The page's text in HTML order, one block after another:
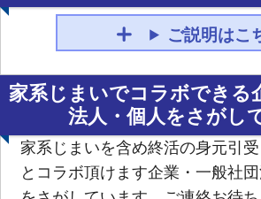
ご説明はこ
家系じまいでコラボできる
法人・個人をさがし
家系じまいを含め終活の身元引
とコラボ頂けます企業・一般社